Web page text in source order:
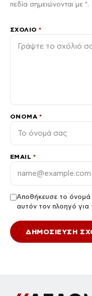
πεδία σημειώνονται με *.
ΣΧΌΛΙΟ*
ΌΝΟΜΑ *
EMAIL *
Αποθήκευσε το όνομά
αυτόν τον πλοηγό